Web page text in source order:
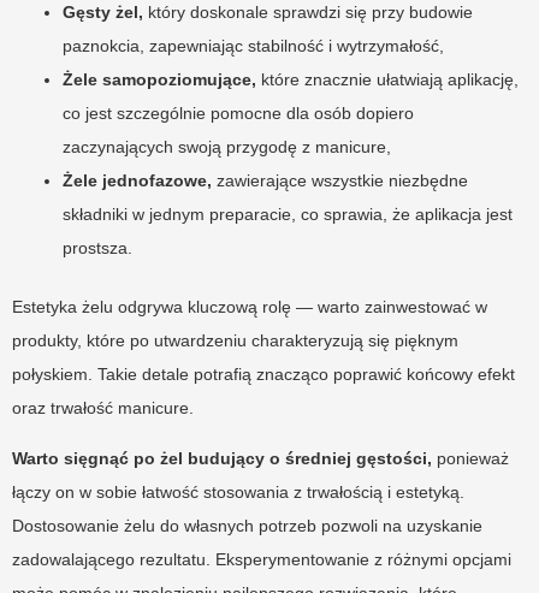
Gęsty żel, który doskonale sprawdzi się przy budowie
paznokcia, zapewniając stabilność i wytrzymałość,
Żele samopoziomujące, które znacznie ułatwiają aplikację,
co jest szczególnie pomocne dla osób dopiero
zaczynających swoją przygodę z manicure,
Żele jednofazowe, zawierające wszystkie niezbędne
składniki w jednym preparacie, co sprawia, że aplikacja jest
prostsza.
Estetyka żelu odgrywa kluczową rolę — warto zainwestować w
produkty, które po utwardzeniu charakteryzują się pięknym
połyskiem. Takie detale potrafią znacząco poprawić końcowy efekt
oraz trwałość manicure.
Warto sięgnąć po żel budujący o średniej gęstości, ponieważ
łączy on w sobie łatwość stosowania z trwałością i estetyką.
Dostosowanie żelu do własnych potrzeb pozwoli na uzyskanie
zadowalającego rezultatu. Eksperymentowanie z różnymi opcjami